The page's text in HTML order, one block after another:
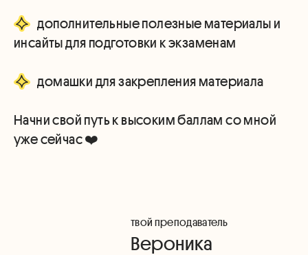
дополнительные полезные материалы и
инсайты для подготовки к экзаменам
домашки для закрепления материала
Начни свой путь к высоким баллам со мной
уже сейчас ❤️
твой преподаватель
Вероника